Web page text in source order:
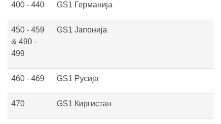
400 - 440 GS1 Германија
450 - 459
& 490 -
499
GS1 Јапонија
460 - 469 GS1 Русија
470 GS1 Киргистан